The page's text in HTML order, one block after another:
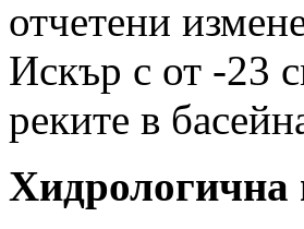
отчетени
Искър с от -23
реките в
Хидрологична